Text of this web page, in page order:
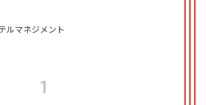
ルマネジメント
1